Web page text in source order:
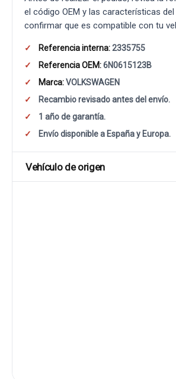
el código OEM y las características
confirmar que es compatible con tu
Referencia interna:2335755
Referencia OEM:6N0615123B
Marca:VOLKSWAGEN
Recambio revisado antes del envío.
1 año de garantía.
Envío disponible a España y Europa.
Vehículo de origen